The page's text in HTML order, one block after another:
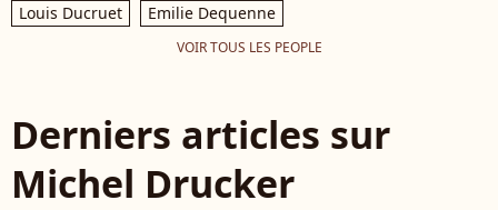
Louis Ducruet
Emilie Dequenne
VOIR TOUS LES PEOPLE
Derniers articles sur
Michel Drucker